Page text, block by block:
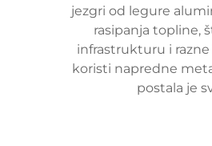
jezgri od legure
rasipanja topline,
infrastrukturu i
koristi napredne
postala je